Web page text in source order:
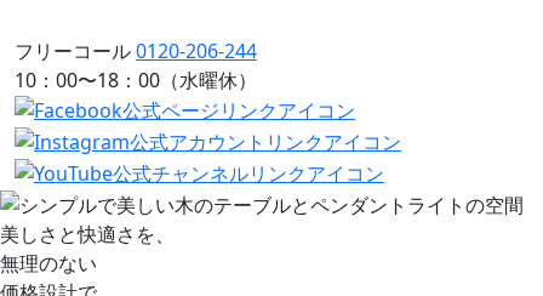
フリーコール0120-206-244
10：00〜18：00（水曜休）
美しさと快適さを、
無理のない